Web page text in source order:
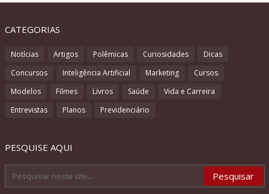
CATEGORIAS
Notícias Artigos Polêmicas Curiosidades
Dicas
Concursos
Inteligência Artificial Marketing
Cursos
Modelos
Filmes Livros Saúde
Vida e Carreira
Entrevistas
Planos Previdenciário
PESQUISE AQUI